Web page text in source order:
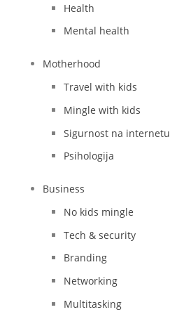
Health
Mental health
Motherhood
Travel with kids
Mingle with kids
Sigurnost na internetu
Psihologija
Business
No kids mingle
Tech & security
Branding
Networking
Multitasking